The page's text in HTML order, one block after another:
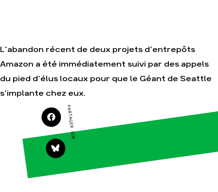
Agir
Faire un don
S'engager sur le
Agir au quotidien
Soutenir les
campagnes
Transmettre
tout ou partie de
Télécharger
Nos
thématiques
Agriculture
Forêts
L’abandon récent de deux projets d’entrepôts
Amazon a été immédiatement suivi par des appels
du pied d’élus locaux pour que le Géant de Seattle
s’implante chez eux.
PARTAGER SUR